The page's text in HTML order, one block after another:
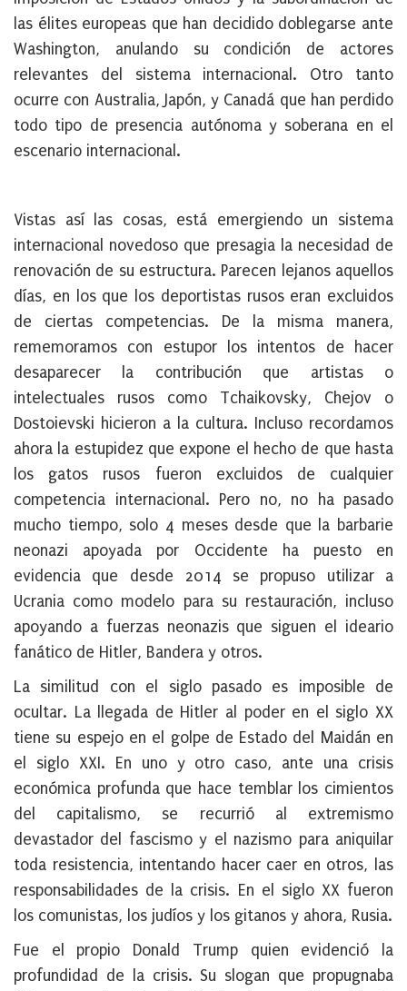
las élites europeas que han decidido doblegarse ante
Washington, anulando su condición de actores
relevantes del sistema internacional. Otro tanto
ocurre con Australia, Japón, y Canadá que han perdido
todo tipo de presencia autónoma y soberana en el
escenario internacional.
Vistas así las cosas, está emergiendo un sistema
internacional novedoso que presagia la necesidad de
renovación de su estructura. Parecen lejanos aquellos
días, en los que los deportistas rusos eran excluidos
de ciertas competencias. De la misma manera,
rememoramos con estupor los intentos de hacer
desaparecer la contribución que artistas o
intelectuales rusos como Tchaikovsky, Chejov o
Dostoievski hicieron a la cultura. Incluso recordamos
ahora la estupidez que expone el hecho de que hasta
los gatos rusos fueron excluidos de cualquier
competencia internacional. Pero no, no ha pasado
mucho tiempo, solo 4 meses desde que la barbarie
neonazi apoyada por Occidente ha puesto en
evidencia que desde 2014 se propuso utilizar a
Ucrania como modelo para su restauración, incluso
apoyando a fuerzas neonazis que siguen el ideario
fanático de Hitler, Bandera y otros.
La similitud con el siglo pasado es imposible de
ocultar. La llegada de Hitler al poder en el siglo XX
tiene su espejo en el golpe de Estado del Maidán en
el siglo XXI. En uno y otro caso, ante una crisis
económica profunda que hace temblar los cimientos
del capitalismo, se recurrió al extremismo
devastador del fascismo y el nazismo para aniquilar
toda resistencia, intentando hacer caer en otros, las
responsabilidades de la crisis. En el siglo XX fueron
los comunistas, los judíos y los gitanos y ahora, Rusia.
Fue el propio Donald Trump quien evidenció la
profundidad de la crisis. Su slogan que propugnaba